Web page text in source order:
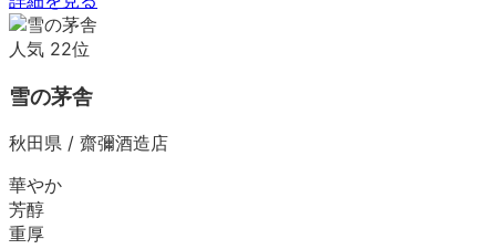
人気 22位
雪の茅舎
秋田県 / 齋彌酒造店
華やか
芳醇
重厚